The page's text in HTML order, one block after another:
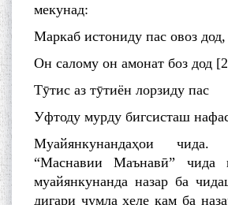
мекунад:
Маркаб истониду пас овоз дод,
Он салому он амонат боз дод
Тӯтис аз тӯтиён лорзиду пас
Уфтоду мурду бигсисташ
Муайянкунандаҳои
“Маснавии Маънавӣ” чида
муайянкунанда назар ба
дигари ҷумла хеле кам ба